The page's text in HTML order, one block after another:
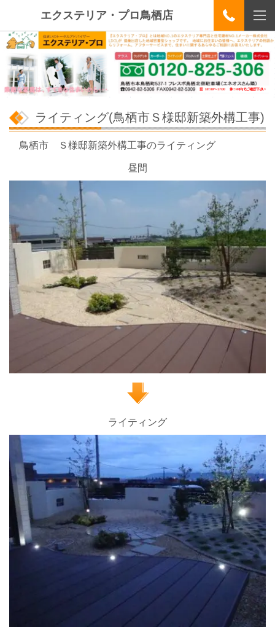
エクステリア・プロ鳥栖店
ライティング(鳥栖市Ｓ様邸新築外構工事)
鳥栖市 Ｓ様邸新築外構工事のライティング
昼間
ライティング